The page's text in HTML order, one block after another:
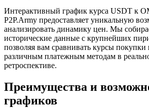
Интерактивный график курса USDT к
P2P.Army предоставляет уникальную
анализировать динамику цен. Мы
исторические данные с крупнейших
позволяя вам сравнивать курсы
различным платежным методам в
ретроспективе.
Преимущества и
графиков